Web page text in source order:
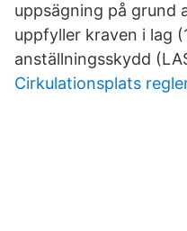
uppsägning på grund
uppfyller kraven i lag
anställningsskydd
Cirkulationsplats